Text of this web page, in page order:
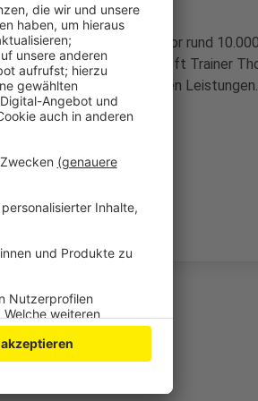
und treten vor rund
BSC aktuell. Dennoch hofft Trainer
nach den zuletzt gezeigten
Uhr.